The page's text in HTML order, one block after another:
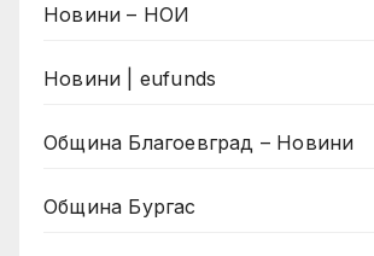
Новини – НОИ
Новини | eufunds
Община Благоевград – Новини
Община Бургас